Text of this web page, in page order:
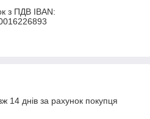
з ПДВ IBAN:
14 днів за рахунок покупця